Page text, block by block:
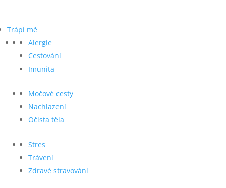
Trápí mě
Alergie
Cestování
Imunita
Močové cesty
Nachlazení
Očista těla
Stres
Trávení
Zdravé stravování